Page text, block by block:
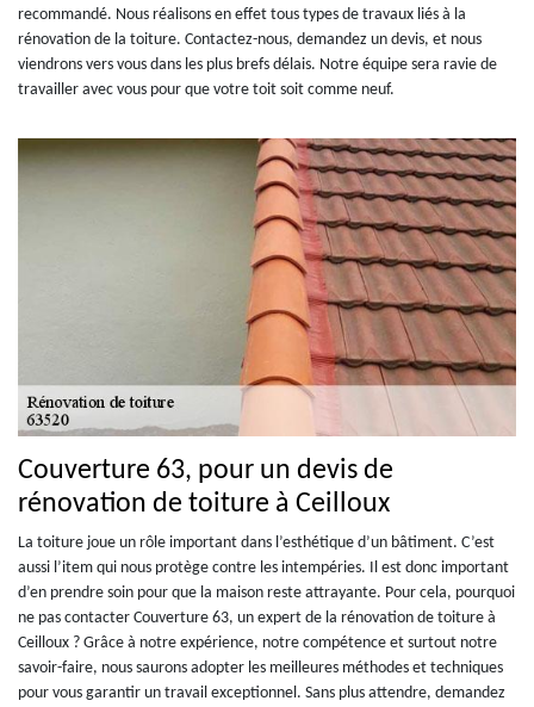
recommandé. Nous réalisons en effet tous types de travaux liés à la
rénovation de la toiture. Contactez-nous, demandez un devis, et nous
viendrons vers vous dans les plus brefs délais. Notre équipe sera ravie de
travailler avec vous pour que votre toit soit comme neuf.
Couverture 63, pour un devis de
rénovation de toiture à Ceilloux
La toiture joue un rôle important dans l’esthétique d’un bâtiment. C’est
aussi l’item qui nous protège contre les intempéries. Il est donc important
d’en prendre soin pour que la maison reste attrayante. Pour cela, pourquoi
ne pas contacter Couverture 63, un expert de la rénovation de toiture à
Ceilloux ? Grâce à notre expérience, notre compétence et surtout notre
savoir-faire, nous saurons adopter les meilleures méthodes et techniques
pour vous garantir un travail exceptionnel. Sans plus attendre, demandez